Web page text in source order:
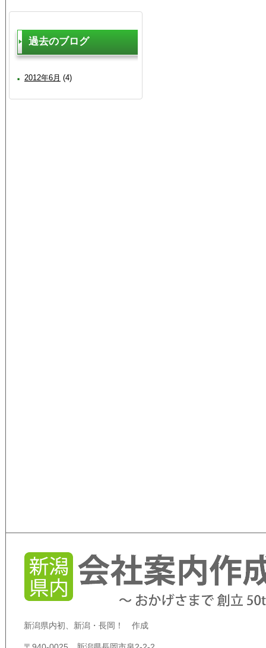
過去のブログ
2012年6月 (4)
新潟県内初、新潟・長岡！ 作成